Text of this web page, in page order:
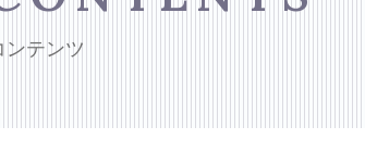
相続の相談・関連業務
ンテンツ